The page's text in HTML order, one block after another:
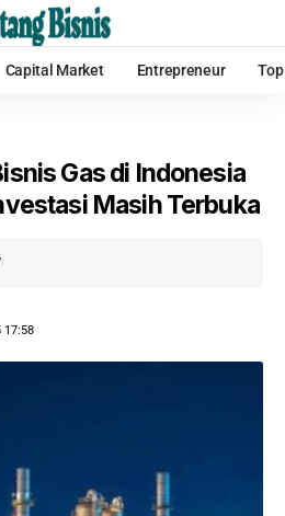
Capital Market Entrepreneur
Gas di Indonesia
Masih Terbuka
17:58